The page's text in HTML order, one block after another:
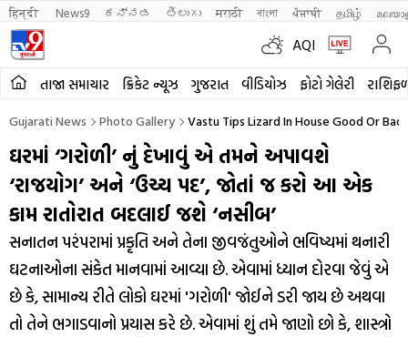
हिन्दी News9 ಕನ್ನಡ తెలుగు मराठी বাংলা ਪੰਜਾਬੀ தமிழ்
AQI
તાજા સમાચાર ક્રિકેટ ન્યૂઝ ગુજરાત વીડિયોઝ ફોટો ગેલેરી
Gujarati News Photo Gallery Vastu Tips Lizard In House Good Or
ઘરમાં ‘ગરોળી’ નું દેખાવું એ તમને અપાવશે
‘રાજયોગ’ અને ‘ઉચ્ચ પદ’, જોતાં જ કરો આ એક
કામ રાતોરાત બદલાઈ જશે ‘નસીબ’
સનાતન પરંપરામાં પ્રકૃતિ અને તેના જીવજંતુઓને ભવિષ્યમાં થનારી
ઘટનાઓના સંકેત માનવામાં આવ્યા છે. એવામાં ધ્યાન દોરવા જેવું એ
છે કે, સામાન્ય રીતે લોકો ઘરમાં 'ગરોળી' જોઈને ડરી જાય છે અથવા
તો તેને ભગાડવાનો પ્રયાસ કરે છે. એવામાં શું તમે જાણો છો કે, શાસ્ત્રો